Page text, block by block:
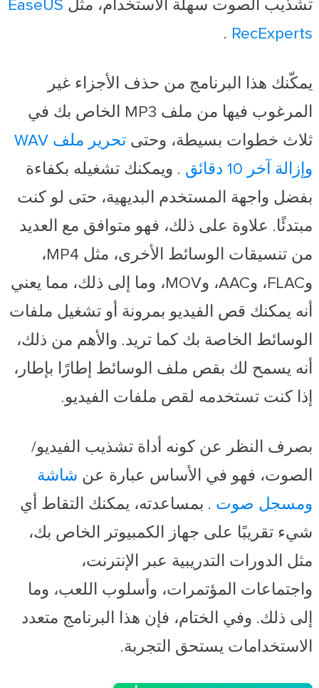
تشذيب الصوت سهلة الاستخدام، مثل EaseUS
RecExperts
.
يمكّنك هذا البرنامج من حذف الأجزاء غير
المرغوب فيها من ملف MP3 الخاص بك في
ثلاث خطوات بسيطة، وحتى
تحرير ملف WAV
وإزالة آخر 10 دقائق
. ويمكنك تشغيله بكفاءة
بفضل واجهة المستخدم البديهية، حتى لو كنت
مبتدئًا. علاوة على ذلك، فهو متوافق مع العديد
من تنسيقات الوسائط الأخرى، مثل MP4،
وFLAC، وAAC، وMOV، وما إلى ذلك، مما يعني
أنه يمكنك قص الفيديو بمرونة أو تشغيل ملفات
الوسائط الخاصة بك كما تريد. والأهم من ذلك،
أنه يسمح لك بقص ملف الوسائط إطارًا بإطار،
إذا كنت تستخدمه لقص ملفات الفيديو.
بصرف النظر عن كونه أداة تشذيب الفيديو/
الصوت، فهو في الأساس عبارة عن شاشة
ومسجل صوت . بمساعدته، يمكنك التقاط أي
شيء تقريبًا على جهاز الكمبيوتر الخاص بك،
مثل الدورات التدريبية عبر الإنترنت،
واجتماعات المؤتمرات، وأسلوب اللعب، وما
إلى ذلك. وفي الختام، فإن هذا البرنامج متعدد
الاستخدامات يستحق التجربة.
